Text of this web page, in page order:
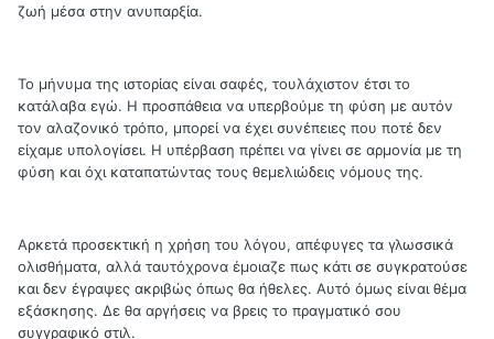
ζωή μέσα στην ανυπαρξία.
Το μήνυμα της ιστορίας είναι σαφές, τουλάχιστον έτσι το
κατάλαβα εγώ. Η προσπάθεια να υπερβούμε τη φύση με αυτόν
τον αλαζονικό τρόπο, μπορεί να έχει συνέπειες που ποτέ δεν
είχαμε υπολογίσει. Η υπέρβαση πρέπει να γίνει σε αρμονία με τη
φύση και όχι καταπατώντας τους θεμελιώδεις νόμους της.
Αρκετά προσεκτική η χρήση του λόγου, απέφυγες τα γλωσσικά
ολισθήματα, αλλά ταυτόχρονα έμοιαζε πως κάτι σε συγκρατούσε
και δεν έγραψες ακριβώς όπως θα ήθελες. Αυτό όμως είναι θέμα
εξάσκησης. Δε θα αργήσεις να βρεις το πραγματικό σου
συγγραφικό στιλ.